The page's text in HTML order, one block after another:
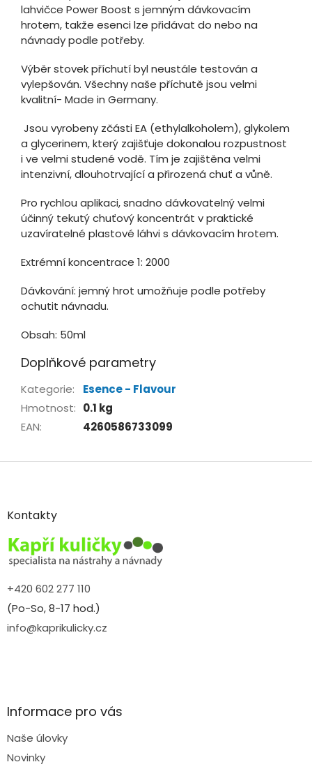
lahvičce Power Boost s jemným dávkovacím
hrotem, takže esenci lze přidávat do nebo na
návnady podle potřeby.
Výběr stovek příchutí byl neustále testován a
vylepšován. Všechny naše příchutě jsou velmi
kvalitní- Made in Germany.
Jsou vyrobeny zčásti EA (ethylalkoholem), glykolem
a glycerinem, který zajišťuje dokonalou rozpustnost
i ve velmi studené vodě. Tím je zajištěna velmi
intenzivní, dlouhotrvající a přirozená chuť a vůně.
Pro rychlou aplikaci, snadno dávkovatelný velmi
účinný tekutý chuťový koncentrát v praktické
uzavíratelné plastové láhvi s dávkovacím hrotem.
Extrémní koncentrace 1: 2000
Dávkování: jemný hrot umožňuje podle potřeby
ochutit návnadu.
Obsah: 50ml
Doplňkové parametry
Kategorie:
Esence - Flavour
Hmotnost: 0.1 kg
EAN: 4260586733099
Z
aKontakty
+420 602 277 110
(Po-So, 8-17 hod.)
info@kaprikulicky.cz
Informace pro vás
Naše úlovky
Novinky